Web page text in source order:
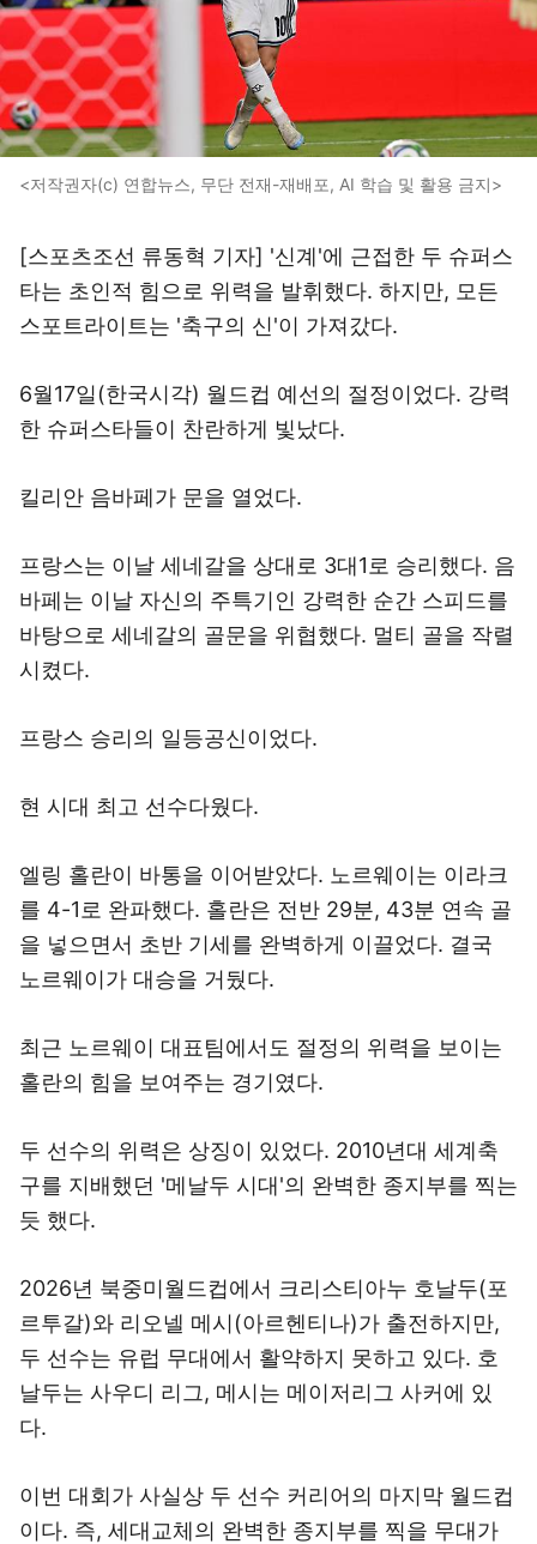
<저작권자(c) 연합뉴스, 무단 전재-재배포, AI 학습 및 활용 금지>
[스포츠조선 류동혁 기자] '신계'에 근접한 두 슈퍼스
타는 초인적 힘으로 위력을 발휘했다. 하지만, 모든
스포트라이트는 '축구의 신'이 가져갔다.
6월17일(한국시각) 월드컵 예선의 절정이었다. 강력
한 슈퍼스타들이 찬란하게 빛났다.
킬리안 음바페가 문을 열었다.
프랑스는 이날 세네갈을 상대로 3대1로 승리했다. 음
바페는 이날 자신의 주특기인 강력한 순간 스피드를
바탕으로 세네갈의 골문을 위협했다. 멀티 골을 작렬
시켰다.
프랑스 승리의 일등공신이었다.
현 시대 최고 선수다웠다.
엘링 홀란이 바통을 이어받았다. 노르웨이는 이라크
를 4-1로 완파했다. 홀란은 전반 29분, 43분 연속 골
을 넣으면서 초반 기세를 완벽하게 이끌었다. 결국
노르웨이가 대승을 거뒀다.
최근 노르웨이 대표팀에서도 절정의 위력을 보이는
홀란의 힘을 보여주는 경기였다.
두 선수의 위력은 상징이 있었다. 2010년대 세계축
구를 지배했던 '메날두 시대'의 완벽한 종지부를 찍는
듯 했다.
2026년 북중미월드컵에서 크리스티아누 호날두(포
르투갈)와 리오넬 메시(아르헨티나)가 출전하지만,
두 선수는 유럽 무대에서 활약하지 못하고 있다. 호
날두는 사우디 리그, 메시는 메이저리그 사커에 있
다.
이번 대회가 사실상 두 선수 커리어의 마지막 월드컵
이다. 즉, 세대교체의 완벽한 종지부를 찍을 무대가